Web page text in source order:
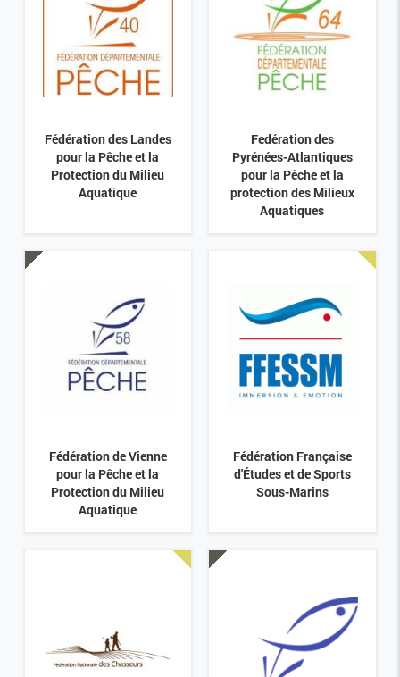
Fédération des Landes
pour la Pêche et la
Protection du Milieu
Aquatique
Fedération des
Pyrénées-Atlantiques
pour la Pêche et la
protection des Milieux
Aquatiques
Fédération de Vienne
pour la Pêche et la
Protection du Milieu
Aquatique
Fédération Française
d'Études et de Sports
Sous-Marins